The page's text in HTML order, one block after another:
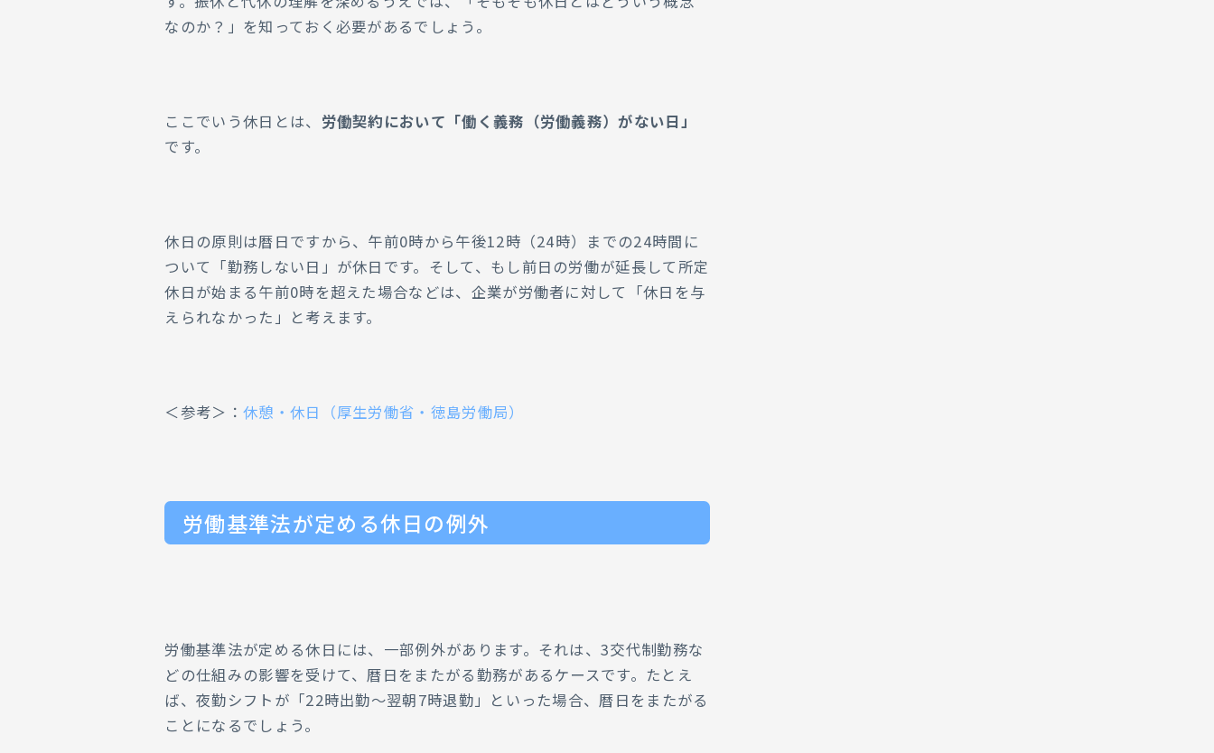
なのか？」を知っておく必要があるでしょう。
ここでいう休日とは、 労働契約において「働く義務（労働義務）がない日」
です。
休日の原則は暦日ですから、午前0時から午後12時（24時）までの24時間に
ついて「勤務しない日」が休日です。そして、もし前日の労働が延長して所定
休日が始まる午前0時を超えた場合などは、企業が労働者に対して「休日を与
えられなかった」と考えます。
＜参考＞：休憩・休日（厚生労働省・徳島労働局）
労働基準法が定める休日の例外
労働基準法が定める休日には、一部例外があります。それは、3交代制勤務な
どの仕組みの影響を受けて、暦日をまたがる勤務があるケースです。たとえ
ば、夜勤シフトが「22時出勤～翌朝7時退勤」といった場合、暦日をまたがる
ことになるでしょう。